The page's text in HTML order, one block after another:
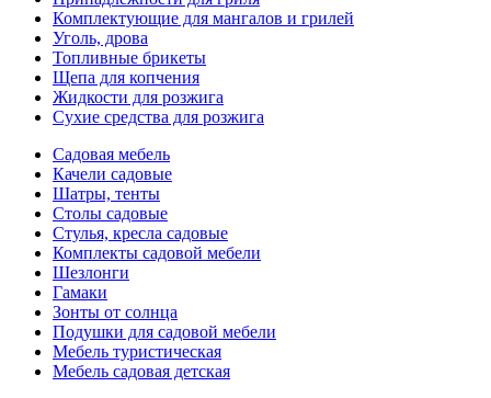
Комплектующие для мангалов и грилей
Уголь, дрова
Топливные брикеты
Щепа для копчения
Жидкости для розжига
Сухие средства для розжига
Садовая мебель
Качели садовые
Шатры, тенты
Столы садовые
Стулья, кресла садовые
Комплекты садовой мебели
Шезлонги
Гамаки
Зонты от солнца
Подушки для садовой мебели
Мебель туристическая
Мебель садовая детская